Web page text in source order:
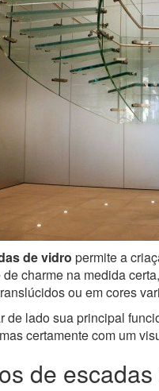
de vidro permite a
charme na medida
ou em cores
de lado sua principal
certamente com um
de